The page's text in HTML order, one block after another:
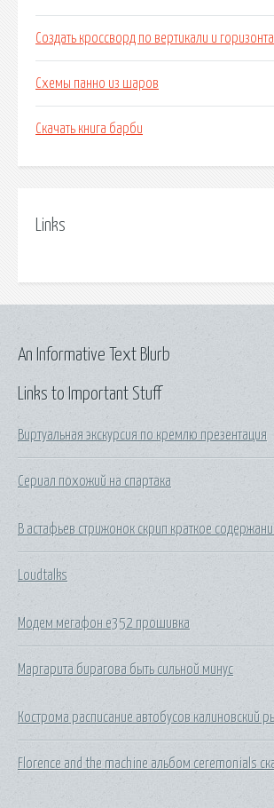
Создать кроссворд по вертикали и
Схемы панно из шаров
Скачать книга барби
Links
Links to Important Stuff
Виртуальная экскурсия по кремлю презентация
Сериал похожий на спартака
В астафьев стрижонок скрип краткое
Loudtalks
Модем мегафон е352 прошивка
Маргарита бирагова быть сильной минус
Кострома расписание автобусов калиновский
Florence and the machine альбом ceremonials
An Informative Text Blurb